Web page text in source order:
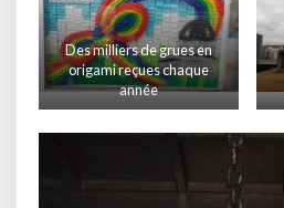
Des milliers de grues en
origami reçues chaque
année